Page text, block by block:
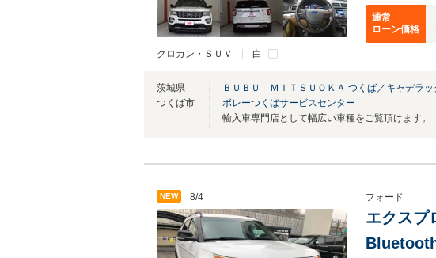
クロカン・ＳＵＶ 白
通常
ローン価格
茨城県
つくば市
ＢＵＢＵ ＭＩＴＳＵＯＫＡ つくば／キャデラッ
ボレーつくばサービスセンター
輸入車専門店として幅広い車種をご覧頂けます。
NEW 8/4 フォード
エクス